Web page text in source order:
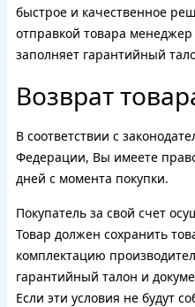
быстрое и качественное
отправкой товара
заполняет гарантийный
Возврат
В соответствии с
Федерации, Вы имеете
дней с момента покупки.
Покупатель за свой счет
Товар должен сохранить
комплектацию
гарантийный талон и
Если эти условия не будут